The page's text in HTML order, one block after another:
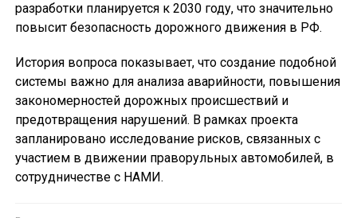
разработки планируется к 2030 году, что значительно
повысит безопасность дорожного движения в РФ.
История вопроса показывает, что создание подобной
системы важно для анализа аварийности, повышения
закономерностей дорожных происшествий и
предотвращения нарушений. В рамках проекта
запланировано исследование рисков, связанных с
участием в движении праворульных автомобилей, в
сотрудничестве с НАМИ.